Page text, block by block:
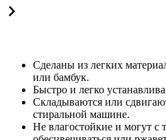
Сделаны из легких
или бамбук.
Быстро и легко
Складываются или
стиральной машине.
Не влагостойкие и могут с